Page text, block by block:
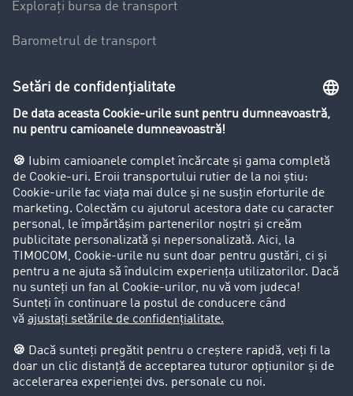
Explorați bursa de transport
Barometrul de transport
Restricții de circulație pentru autocamioane
Firma
Success Stories
Clienții aduc clienți
Aspecte legale
Impressum
Protecția datelor